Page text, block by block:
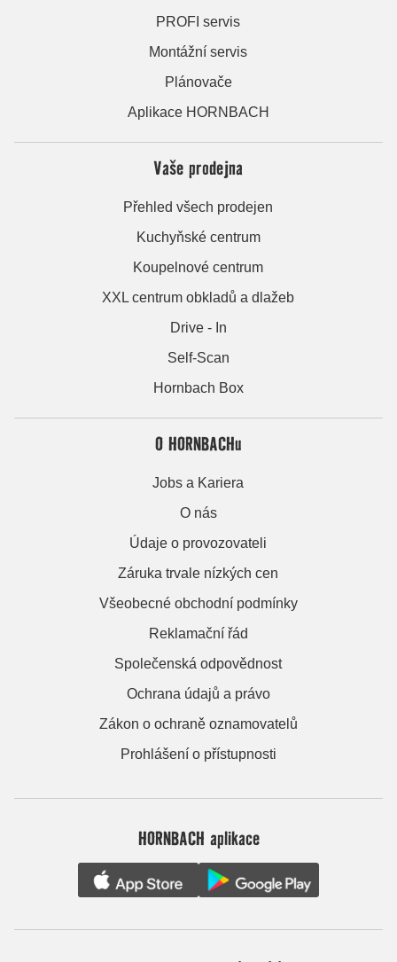
PROFI servis
Montážní servis
Plánovače
Aplikace HORNBACH
Vaše prodejna
Přehled všech prodejen
Kuchyňské centrum
Koupelnové centrum
XXL centrum obkladů a dlažeb
Drive - In
Self-Scan
Hornbach Box
O HORNBACHu
Jobs a Kariera
O nás
Údaje o provozovateli
Záruka trvale nízkých cen
Všeobecné obchodní podmínky
Reklamační řád
Společenská odpovědnost
Ochrana údajů a právo
Zákon o ochraně oznamovatelů
Prohlášení o přístupnosti
HORNBACH aplikace